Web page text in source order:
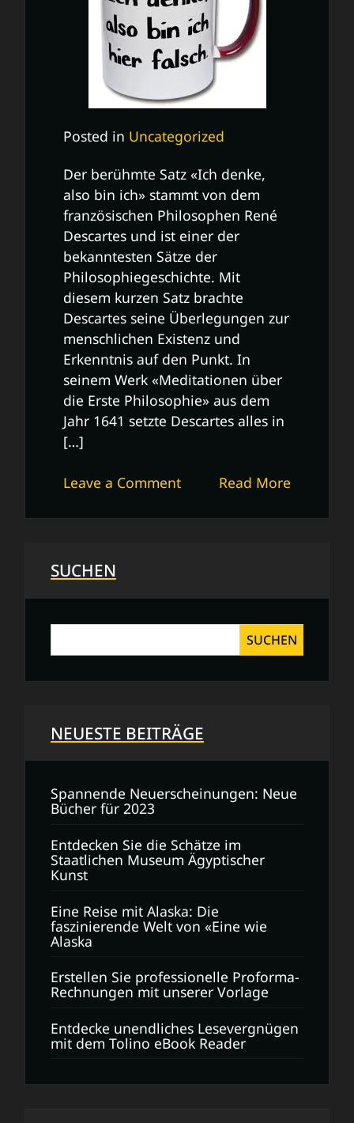
Posted in Uncategorized
Der berühmte Satz «Ich denke,
also bin ich» stammt von dem
französischen Philosophen René
Descartes und ist einer der
bekanntesten Sätze der
Philosophiegeschichte. Mit
diesem kurzen Satz brachte
Descartes seine Überlegungen zur
menschlichen Existenz und
Erkenntnis auf den Punkt. In
seinem Werk «Meditationen über
die Erste Philosophie» aus dem
Jahr 1641 setzte Descartes alles in
[…]
Read More
Leave a Commenton
philosophische
also
bin
SUCHEN
SUCHEN
NEUESTE BEITRÄGE
Spannende Neuerscheinungen: Neue
Bücher für 2023
Entdecken Sie die Schätze im
Staatlichen Museum Ägyptischer
Kunst
Eine Reise mit Alaska: Die
faszinierende Welt von «Eine wie
Alaska
Erstellen Sie professionelle Proforma-
Rechnungen mit unserer Vorlage
Entdecke unendliches Lesevergnügen
mit dem Tolino eBook Reader